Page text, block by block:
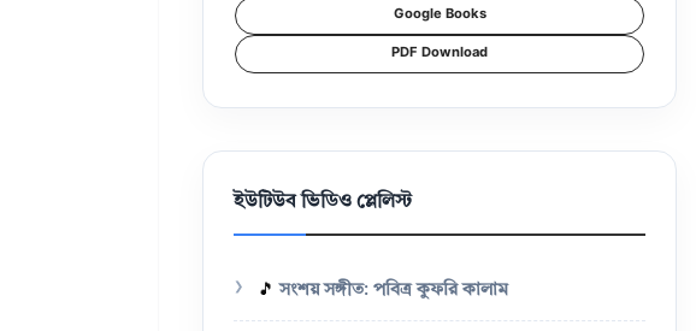
Google Books
PDF Download
ইউটিউব ভিডিও প্লেলিস্ট
🎵সংশয় সঙ্গীত: পবিত্র কুফরি কালাম